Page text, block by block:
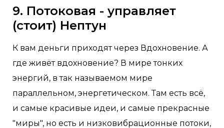
9. Потоковая - управляет
(стоит) Нептун
К вам деньги приходят через Вдохновение. А
где живёт вдохновение? В мире тонких
энергий, в так называемом мире
параллельном, энергетическом. Там есть всё,
и самые красивые идеи, и самые прекрасные
"миры", но есть и низковибрационные потоки,